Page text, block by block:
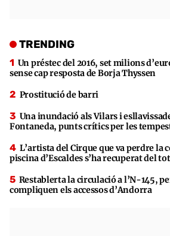
TRENDING
Un préstec del 2016, set milions
sense cap resposta de Borja Thyssen
Prostitució de barri
Una inundació als Vilars i
Fontaneda, punts crítics per les
L’artista del Cirque que va perdre la
piscina d’Escaldes s’ha recuperat del tot
Restablerta la circulació a l’N-145,
compliquen els accessos d’Andorra